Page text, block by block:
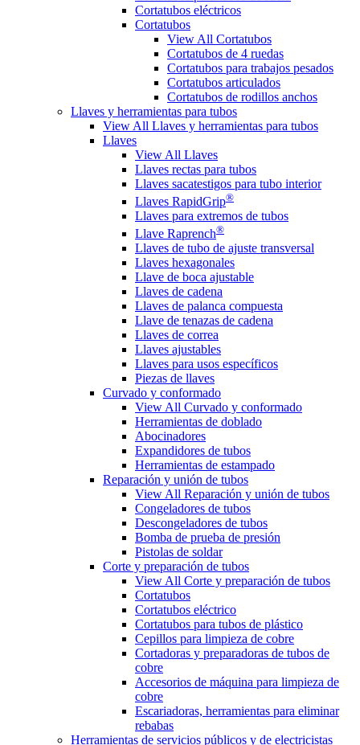
Cortatubos eléctricos
Cortatubos
View All Cortatubos
Cortatubos de 4 ruedas
Cortatubos para trabajos pesados
Cortatubos articulados
Cortatubos de rodillos anchos
Llaves y herramientas para tubos
View All Llaves y herramientas para tubos
Llaves
View All Llaves
Llaves rectas para tubos
Llaves sacatestigos para tubo interior
Llaves RapidGrip®
Llaves para extremos de tubos
Llave Raprench®
Llaves de tubo de ajuste transversal
Llaves hexagonales
Llave de boca ajustable
Llaves de cadena
Llaves de palanca compuesta
Llave de tenazas de cadena
Llaves de correa
Llaves ajustables
Llaves para usos específicos
Piezas de llaves
Curvado y conformado
View All Curvado y conformado
Herramientas de doblado
Abocinadores
Expandidores de tubos
Herramientas de estampado
Reparación y unión de tubos
View All Reparación y unión de tubos
Congeladores de tubos
Descongeladores de tubos
Bomba de prueba de presión
Pistolas de soldar
Corte y preparación de tubos
View All Corte y preparación de tubos
Cortatubos
Cortatubos eléctrico
Cortatubos para tubos de plástico
Cepillos para limpieza de cobre
Cortadoras y preparadoras de tubos de
cobre
Accesorios de máquina para limpieza de
cobre
Escariadoras, herramientas para eliminar
rebabas
Herramientas de servicios públicos y de electricistas